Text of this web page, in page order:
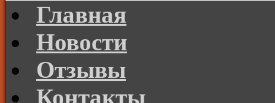
Главная
Новости
Отзывы
Контакты